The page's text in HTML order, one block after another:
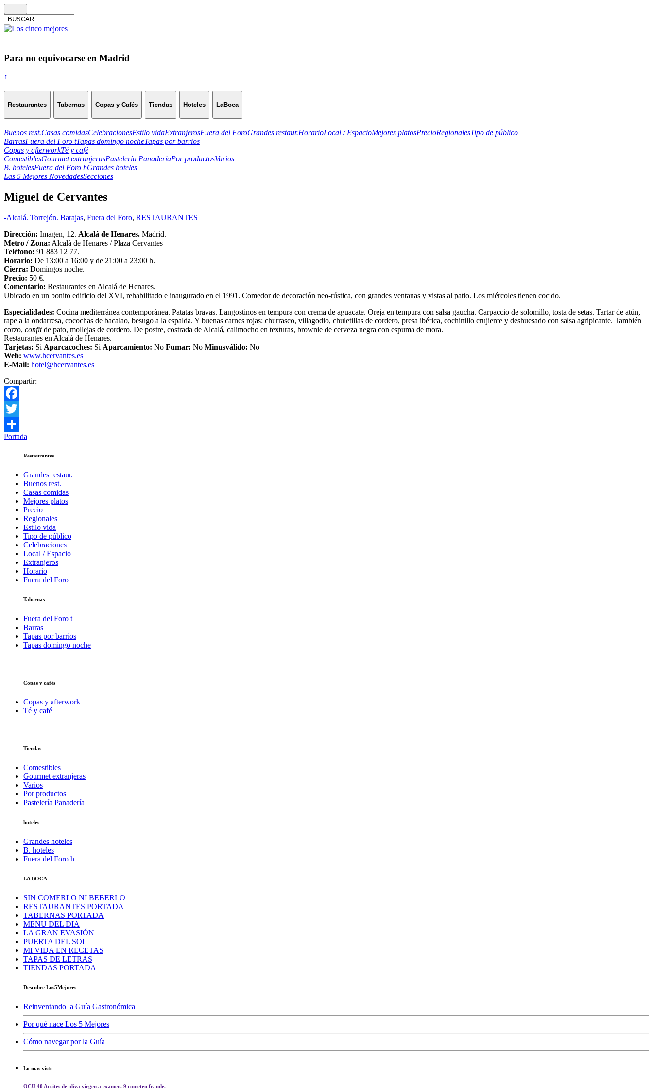
Para no equivocarse en Madrid
↑
Restaurantes Tabernas Copas y Cafés Tiendas Hoteles LaBoca
Buenos rest.Casas comidasCelebracionesEstilo vidaExtranjerosFuera del ForoGrandes restaur.HorarioLocal / EspacioMejores platosPrecioRegionalesTipo de público
BarrasFuera del Foro tTapas domingo nocheTapas por barrios
Copas y afterworkTé y café
ComestiblesGourmet extranjerasPastelería PanaderíaPor productosVarios
B. hotelesFuera del Foro hGrandes hoteles
Las 5 Mejores NovedadesSecciones
Miguel de Cervantes
-Alcalá. Torrejón. Barajas, Fuera del Foro, RESTAURANTES
Dirección: Imagen, 12. Alcalá de Henares. Madrid.
Metro / Zona: Alcalá de Henares / Plaza Cervantes
Teléfono: 91 883 12 77.
Horario: De 13:00 a 16:00 y de 21:00 a 23:00 h.
Cierra: Domingos noche.
Precio: 50 €.
Comentario: Restaurantes en Alcalá de Henares.
Ubicado en un bonito edificio del XVI, rehabilitado e inaugurado en el 1991. Comedor de decoración neo-rústica, con grandes ventanas y vistas al patio. Los miércoles tienen cocido.
Especialidades: Cocina mediterránea contemporánea. Patatas bravas. Langostinos en tempura con crema de aguacate. Oreja en tempura con salsa gaucha. Carpaccio de solomillo, tosta de setas. Tartar de atún,
rape a la ondarresa, cocochas de bacalao, besugo a la espalda. Y buenas carnes rojas: churrasco, villagodio, chuletillas de cordero, presa ibérica, cochinillo crujiente y deshuesado con salsa agripicante. También
corzo, confitde pato, mollejas de cordero. De postre, costrada de Alcalá, calimocho en texturas, brownie de cerveza negra con espuma de mora.
Restaurantes en Alcalá de Henares.
Tarjetas: Si Aparcacoches: Si Aparcamiento: No Fumar: No Minusválido: No
Web: www.hcervantes.es
E-Mail: hotel@hcervantes.es
Compartir:
Facebook
Twitter
Compartir
Portada
Restaurantes
Grandes restaur.
Buenos rest.
Casas comidas
Mejores platos
Precio
Regionales
Estilo vida
Tipo de público
Celebraciones
Local / Espacio
Extranjeros
Horario
Fuera del Foro
Tabernas
Fuera del Foro t
Barras
Tapas por barrios
Tapas domingo noche
Copas y cafés
Copas y afterwork
Té y café
Tiendas
Comestibles
Gourmet extranjeras
Varios
Por productos
Pastelería Panadería
hoteles
Grandes hoteles
B. hoteles
Fuera del Foro h
LA BOCA
SIN COMERLO NI BEBERLO
RESTAURANTES PORTADA
TABERNAS PORTADA
MENU DEL DIA
LA GRAN EVASIÓN
PUERTA DEL SOL
MI VIDA EN RECETAS
TAPAS DE LETRAS
TIENDAS PORTADA
Descubre Los5Mejores
Reinventando la Guía Gastronómica
Por qué nace Los 5 Mejores
Cómo navegar por la Guía
Lo mas visto
OCU 40 Aceites de oliva virgen a examen. 9 cometen fraude.